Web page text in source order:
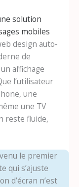
solution
mobiles
design auto-
de
affichage
l’utilisateur
une
une TV
reste fluide,
le premier
qui s’ajuste
d’écran n’est